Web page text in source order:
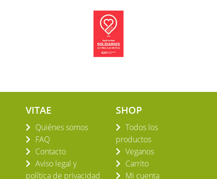
VITAE
Quiénes somos
FAQ
Contacto
Aviso legal y
política de privacidad
SHOP
Todos los
productos
Veganos
Carrito
Mi cuenta